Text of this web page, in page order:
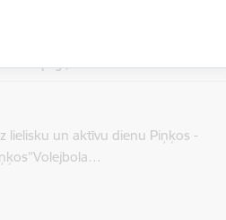
pag.)
lielisku un aktīvu dienu Piņķos -